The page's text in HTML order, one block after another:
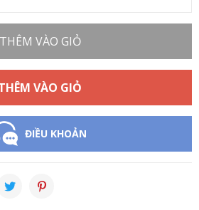
THÊM VÀO GIỎ
VÀO GIỎ
ĐIỀU KHOẢN